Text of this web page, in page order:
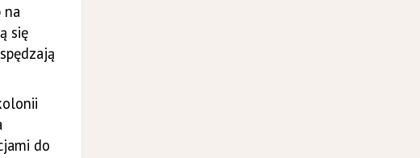
na
się
do